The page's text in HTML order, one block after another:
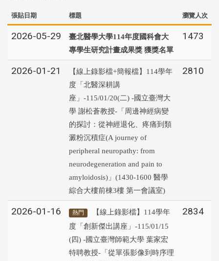
張貼日期 標題 瀏覽人次
2026-05-29
臺北醫學大學114年度國科會大
專學生研究計畫成果獎 獲獎名單
1473
2026-01-21
【線上錄影檔+簡報檔】114學年
度「北醫深耕講
座」-115/01/20(二) -國立臺灣大
學 謝松蒼教授-「周邊神經病變
的探討：從神經退化、疼痛到類
澱粉沉積症(A journey of
peripheral neuropathy: from
neurodegeneration and pain to
amyloidosis)」(1430-1600 醫學
綜合大樓前棟3樓 第一會議室)
2810
2026-01-16 熱門
【線上錄影檔】114學年
度「創新傑出講座」-115/01/15
(四) -國立臺灣師範大學 葉家宏
特聘教授-「從單張影像到時序理
2834